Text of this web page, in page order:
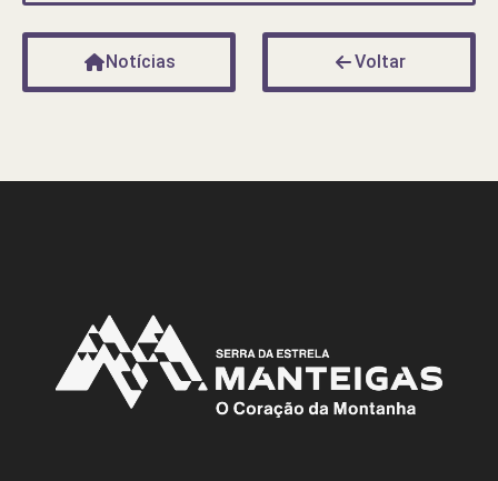
Notícias Voltar